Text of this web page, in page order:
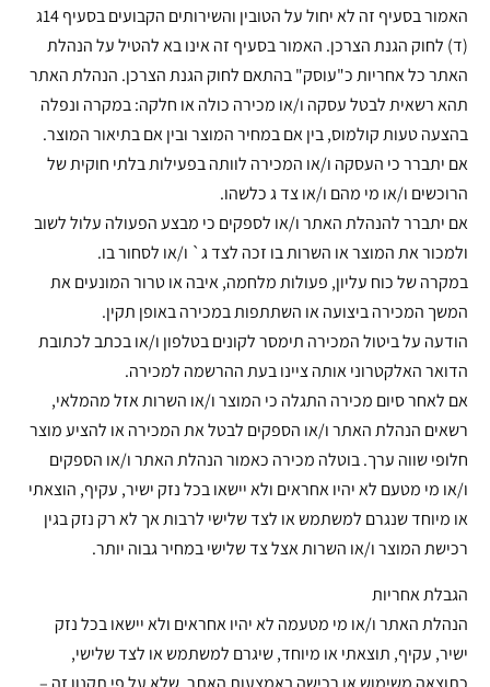
האמור בסעיף זה לא יחול על הטובין והשירותים הקבועים בסעיף 14ג
(ד) לחוק הגנת הצרכן. האמור בסעיף זה אינו בא להטיל על הנהלת
האתר כל אחריות כ"עוסק" בהתאם לחוק הגנת הצרכן. הנהלת האתר
תהא רשאית לבטל עסקה ו/או מכירה כולה או חלקה: במקרה ונפלה
בהצעה טעות קולמוס, בין אם במחיר המוצר ובין אם בתיאור המוצר.
אם יתברר כי העסקה ו/או המכירה לוותה בפעילות בלתי חוקית של
הרוכשים ו/או מי מהם ו/או צד ג כלשהו.
אם יתברר להנהלת האתר ו/או לספקים כי מבצע הפעולה עלול לשוב
ולמכור את המוצר או השרות בו זכה לצד ג` ו/או לסחור בו.
במקרה של כוח עליון, פעולות מלחמה, איבה או טרור המונעים את
המשך המכירה ביצועה או השתתפות במכירה באופן תקין.
הודעה על ביטול המכירה תימסר לקונים בטלפון ו/או בכתב לכתובת
הדואר האלקטרוני אותה ציינו בעת ההרשמה למכירה.
אם לאחר סיום מכירה התגלה כי המוצר ו/או השרות אזל מהמלאי,
רשאים הנהלת האתר ו/או הספקים לבטל את המכירה או להציע מוצר
חלופי שווה ערך. בוטלה מכירה כאמור הנהלת האתר ו/או הספקים
ו/או מי מטעם לא יהיו אחראים ולא יישאו בכל נזק ישיר, עקיף, הוצאתי
או מיוחד שנגרם למשתמש או לצד שלישי לרבות אך לא רק נזק בגין
רכישת המוצר ו/או השרות אצל צד שלישי במחיר גבוה יותר.
הגבלת אחריות
הנהלת האתר ו/או מי מטעמה לא יהיו אחראים ולא יישאו בכל נזק
ישיר, עקיף, תוצאתי או מיוחד, שיגרם למשתמש או לצד שלישי,